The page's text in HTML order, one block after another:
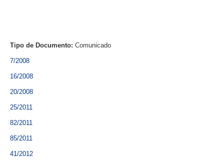
Tipo de Documento: Comunicado
7/2008
16/2008
20/2008
25/2011
82/2011
85/2011
41/2012